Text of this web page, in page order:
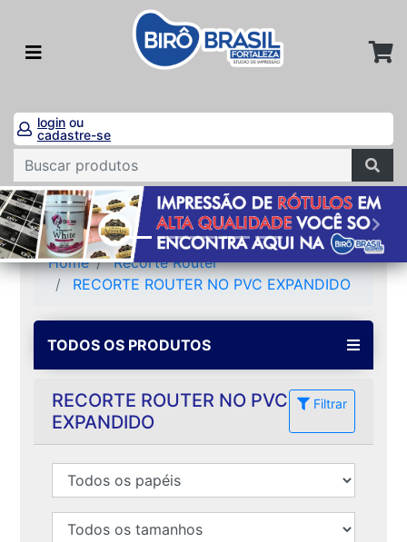
login ou
cadastre-se
Home
Recorte Router
RECORTE ROUTER NO PVC EXPANDIDO
TODOS OS PRODUTOS
RECORTE ROUTER NO PVC
EXPANDIDO
Filtrar